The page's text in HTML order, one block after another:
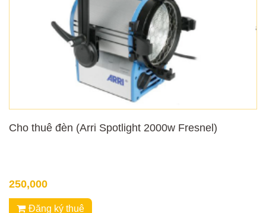
Cho thuê đèn (Arri Spotlight 2000w Fresnel)
250,000
Đăng ký thuê